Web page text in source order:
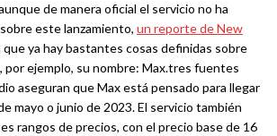
de manera oficial el servicio no ha
este lanzamiento, un reporte de New
que ya hay bastantes cosas definidas sobre
por ejemplo, su nombre: Max.tres fuentes
aseguran que Max está pensado para llegar
mayo o junio de 2023. El servicio también
rangos de precios, con el precio base de 16